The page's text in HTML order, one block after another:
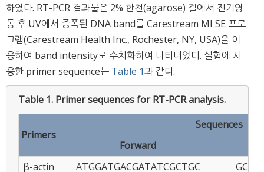
하였다. RT-PCR 결과물은 2% 한천(agarose) 겔에서 전기영
동 후 UV에서 증폭된 DNA band를 Carestream MI SE 프로
그램(Carestream Health Inc., Rochester, NY, USA)을 이
용하여 band intensity로 수치화하여 나타내었다. 실험에 사
용한 primer sequence는 Table 1과 같다.
Table 1. Primer sequences for RT-PCR analysis.
Primers
Sequences
Forward
β-actin
ATGGATGACGATATCGCTGC